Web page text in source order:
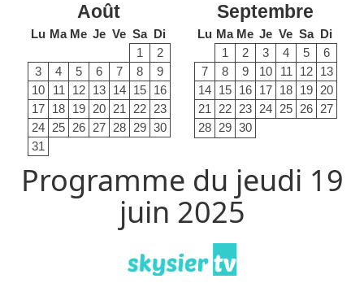
Août
Lu Ma Me Je Ve Sa Di
1
2
3
4 5 6 7 8
9
10
11 12 13 14 15 16
17 18 19 20 21 22 23
24 25 26 27 28 29 30
31
Septembre
Lu Ma Me Je Ve Sa Di
1
2 3 4 5
6
7
8 9 10 11 12 13
14 15 16 17 18 19 20
21
22 23 24 25 26 27
28 29 30
Programme du jeudi 19
juin 2025